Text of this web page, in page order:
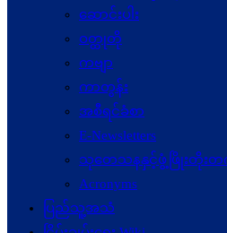
ဆောင်းပါး
ဝတ္ထုတို
ကဗျာ
ကာတွန်း
အစီရင်ခံစာ
E-Newsletters
သုတေသနနှင့်ဖွံ့ဖြိုးတိုးတ
Acronyms
ပြည်သူ့အသံ